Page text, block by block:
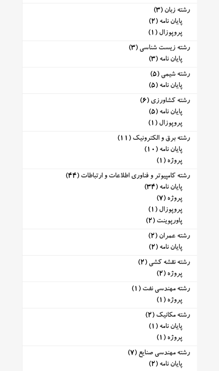
رشته زبان (3)
پایان نامه (2)
پروپوزال (1)
رشته زیست شناسی (3)
پایان نامه (3)
رشته شیمی (5)
پایان نامه (5)
رشته کشاورزی (6)
پایان نامه (5)
پروپوزال (1)
رشته برق و الکترونیک (11)
پایان نامه (10)
پروژه (1)
رشته کامپیوتر و فناوری اطلاعات و ارتباطات (44)
پایان نامه (34)
پروژه (7)
پروپوزال (1)
پاورپوینت (2)
رشته عمران (2)
پایان نامه (2)
رشته نقشه کشی (2)
پروژه (2)
رشته مهندسی نفت (1)
پروژه (1)
رشته مکانیک (2)
پایان نامه (1)
پروژه (1)
رشته مهندسی صنایع (7)
پایان نامه (2)